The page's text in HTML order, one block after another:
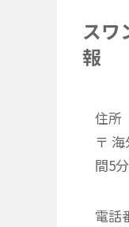
スワ
報
住所
〒
間5分
電話